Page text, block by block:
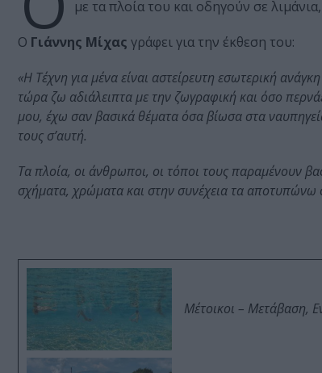
με τα πλοία του και οδηγούν σε
Ο Γιάννης Μίχας γράφει για την έκθεση του:
«Η Τέχνη για μένα είναι αστείρευτη εσωτερική
τώρα ζω αδιάλειπτα με την ζωγραφική και όσο
μου, έχω σαν βασικά θέματα όσα βίωσα στα
τους σ’αυτή.
Τα πλοία, οι άνθρωποι, οι τόποι τους παραμένουν
σχήματα, χρώματα και στην συνέχεια τα αποτυπώνω
Μέτοικοι – Μετάβαση,